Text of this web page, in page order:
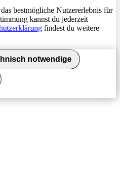
bestmögliche Nutzererlebnis für
kannst du jederzeit
findest du weitere
notwendige